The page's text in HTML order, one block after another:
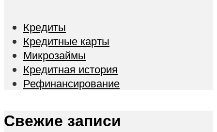
Кредиты
Кредитные карты
Микрозаймы
Кредитная история
Рефинансирование
Свежие записи